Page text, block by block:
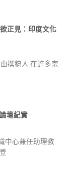
正見：印度文化
撰稿人 在許多宗
壇紀實
中心兼任助理教